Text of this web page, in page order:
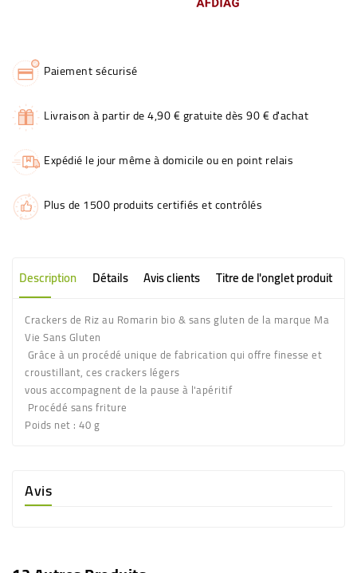
Paiement sécurisé
Livraison à partir de 4,90 € gratuite dès 90 € d'achat
Expédié le jour même à domicile ou en point relais
Plus de 1500 produits certifiés et contrôlés
Description Détails Avis clients Titre de l'onglet produit
Crackers de Riz au Romarin bio & sans gluten de la marque Ma
Vie Sans Gluten
Grâce à un procédé unique de fabrication qui offre finesse et
croustillant, ces crackers légers
vous accompagnent de la pause à l'apéritif
Procédé sans friture
Poids net : 40 g
Avis